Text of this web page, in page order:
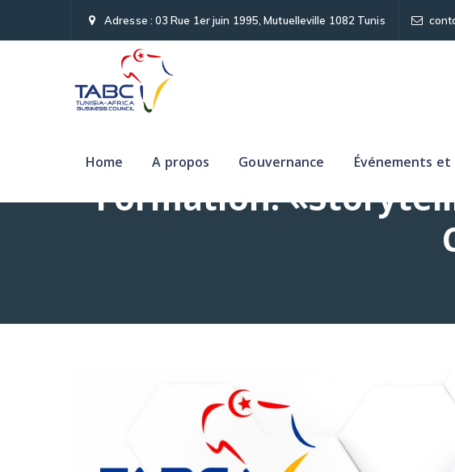
Adresse : 03 Rue 1er juin 1995, Mutuelleville 1082 Tunis
Home A propos Gouvernance Événements et
Formation: